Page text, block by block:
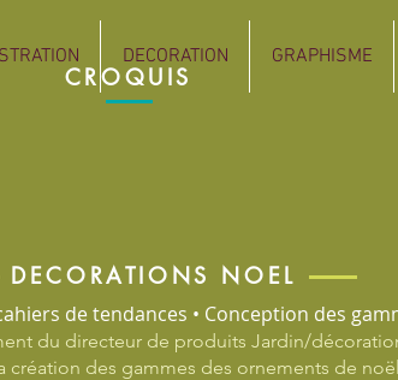
DECORATION GRAPHISME
CROQUIS
DECORATIONS NOEL
de tendances • Conception des
du directeur de produits Jardin/
création des gammes des ornements de